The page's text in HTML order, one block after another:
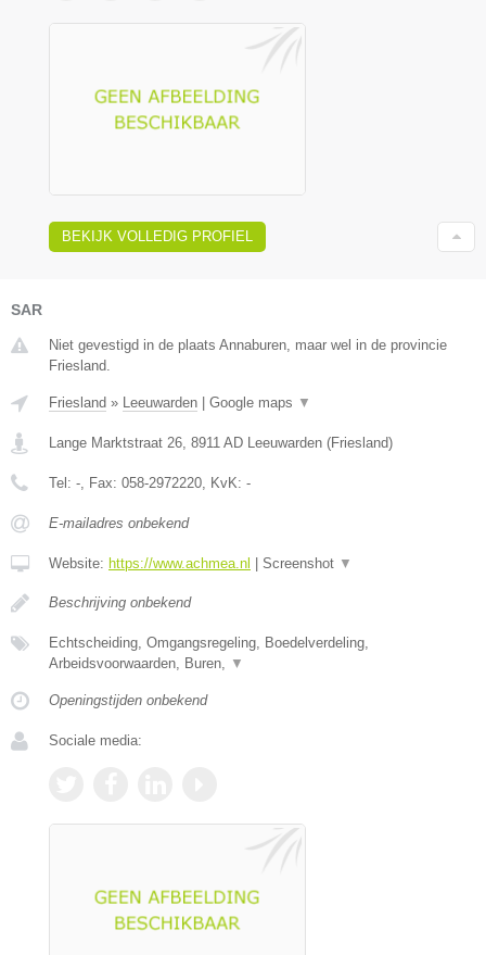
BEKIJK VOLLEDIG PROFIEL
SAR
Niet gevestigd in de plaats Annaburen, maar wel in de provincie
Friesland.
Friesland » Leeuwarden Google maps ▼
Lange Marktstraat 26 8911 AD Leeuwarden (Friesland)
Tel: - , Fax: 058-2972220 , KvK: -
E-mailadres onbekend
Website: https://www.achmea.nl Screenshot ▼
Beschrijving onbekend
Echtscheiding, Omgangsregeling, Boedelverdeling,
Arbeidsvoorwaarden, Buren,
▼
Openingstijden onbekend
Sociale media: